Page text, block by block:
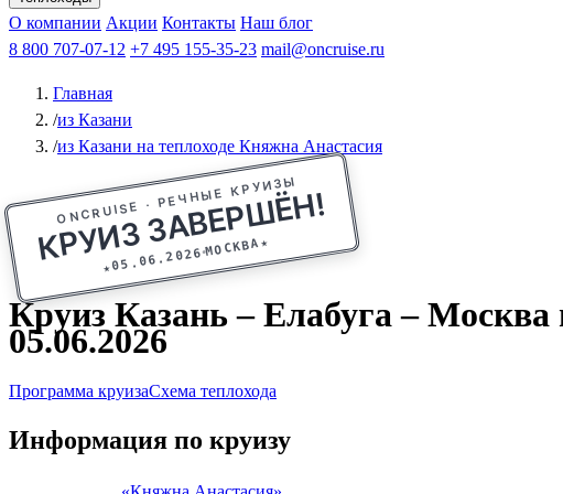
Афанасий Никитин Октябрьская революция
О компании Акции Контакты Наш блог
8 800 707-07-12 +7 495 155-35-23 mail@oncruise.ru
Главная
/из Казани
/из Казани на теплоходе Княжна Анастасия
ONCRUISE · РЕЧНЫЕ КРУИЗЫ
КРУИЗ ЗАВЕРШЁН!
★05.06.2026МОСКВА★
Круиз Казань – Елабуга – Москва
05.06.2026
Программа круизаСхема теплохода
Информация по круизу